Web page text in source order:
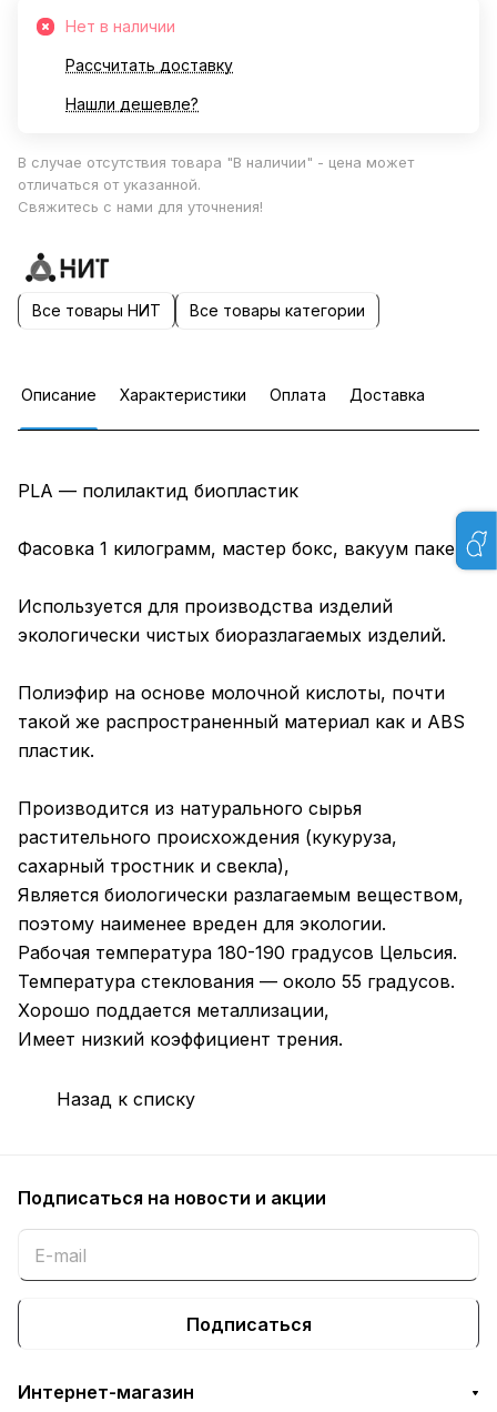
Нет в наличии
Рассчитать доставку
Нашли дешевле?
В случае отсутствия товара "В наличии" - цена может
отличаться от указанной.
Свяжитесь с нами для уточнения!
Все товары НИТ Все товары категории
Описание Характеристики Оплата Доставка
PLA — полилактид биопластик
Фасовка 1 килограмм, мастер бокс, вакуум пакет.
Используется для производства изделий
экологически чистых биоразлагаемых изделий.
Полиэфир на основе молочной кислоты, почти
такой же распространенный материал как и ABS
пластик.
Производится из натурального сырья
растительного происхождения (кукуруза,
сахарный тростник и свекла),
Является биологически разлагаемым веществом,
поэтому наименее вреден для экологии.
Рабочая температура 180-190 градусов Цельсия.
Температура стеклования — около 55 градусов.
Хорошо поддается металлизации,
Имеет низкий коэффициент трения.
Назад к списку
Подписаться на новости и акции
Подписаться
Интернет-магазин